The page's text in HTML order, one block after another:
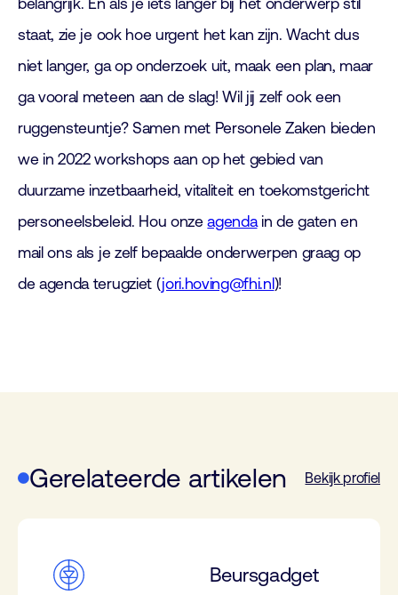
belangrijk. En als je iets langer bij het onderwerp stil
staat, zie je ook hoe urgent het kan zijn. Wacht dus
niet langer, ga op onderzoek uit, maak een plan, maar
ga vooral meteen aan de slag! Wil jij zelf ook een
ruggensteuntje? Samen met Personele Zaken bieden
we in 2022 workshops aan op het gebied van
duurzame inzetbaarheid, vitaliteit en toekomstgericht
personeelsbeleid. Hou onzeagendain de gaten en
mail ons als je zelf bepaalde onderwerpen graag op
de agenda terugziet (jori.hoving@fhi.nl )!
Gerelateerde artikelen Bekijk profiel
Beursgadget